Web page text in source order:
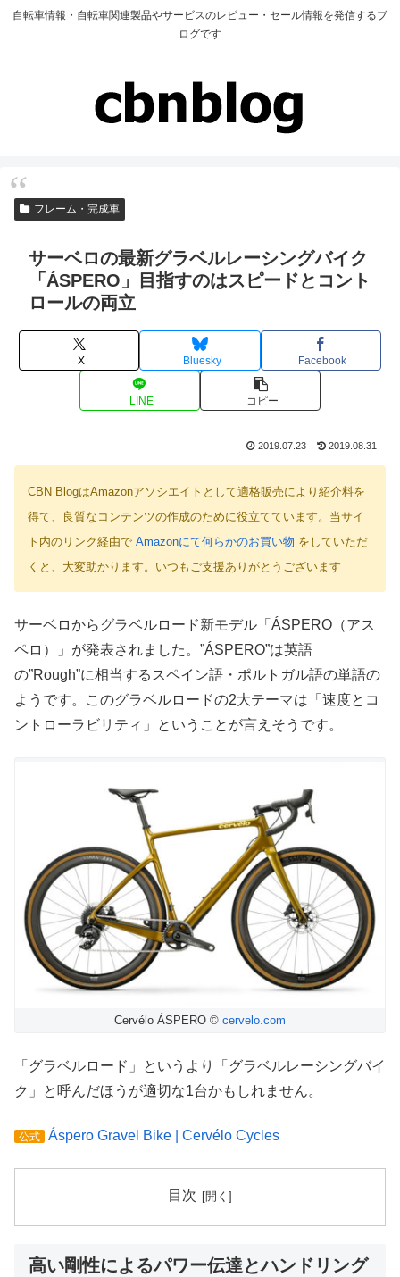
自転車情報・自転車関連製品やサービスのレビュー・セール情報を発信するブ
ログです
フレーム・完成車
サーベロの最新グラベルレーシングバイク
「ÁSPERO」目指すのはスピードとコント
ロールの両立
X Bluesky Facebook
LINE コピー
2019.07.23 2019.08.31
CBN BlogはAmazonアソシエイトとして適格販売により紹介料を
得て、良質なコンテンツの作成のために役立てています。当サイ
ト内のリンク経由で Amazonにて何らかのお買い物 をしていただ
くと、大変助かります。いつもご支援ありがとうございます
サーベロからグラベルロード新モデル「ÁSPERO（アス
ペロ）」が発表されました。”ÁSPERO”は英語
の”Rough”に相当するスペイン語・ポルトガル語の単語の
ようです。このグラベルロードの2大テーマは「速度とコ
ントローラビリティ」ということが言えそうです。
Cervélo ÁSPERO © cervelo.com
「グラベルロード」というより「グラベルレーシングバイ
ク」と呼んだほうが適切な1台かもしれません。
公式 Áspero Gravel Bike | Cervélo Cycles
目次
高い剛性によるパワー伝達とハンドリング